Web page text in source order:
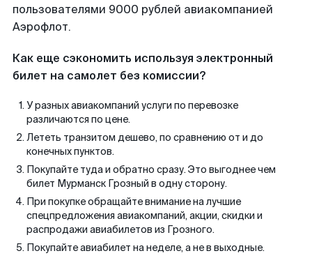
пользователями 9000 рублей авиакомпанией
Аэрофлот.
Как еще сэкономить используя электронный
билет на самолет без комиссии?
У разных авиакомпаний услуги по перевозке
различаются по цене.
Лететь транзитом дешево, по сравнению от и до
конечных пунктов.
Покупайте туда и обратно сразу. Это выгоднее чем
билет Мурманск Грозный в одну сторону.
При покупке обращайте внимание на лучшие
спецпредложения авиакомпаний, акции, скидки и
распродажи авиабилетов из Грозного.
Покупайте авиабилет на неделе, а не в выходные.